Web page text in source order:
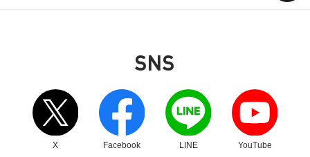
SNS
X
別ウィンドウリンク
Facebook
別ウィンドウリンク
LINE
別ウィンドウリンク
YouTube
別ウィンドウリンク